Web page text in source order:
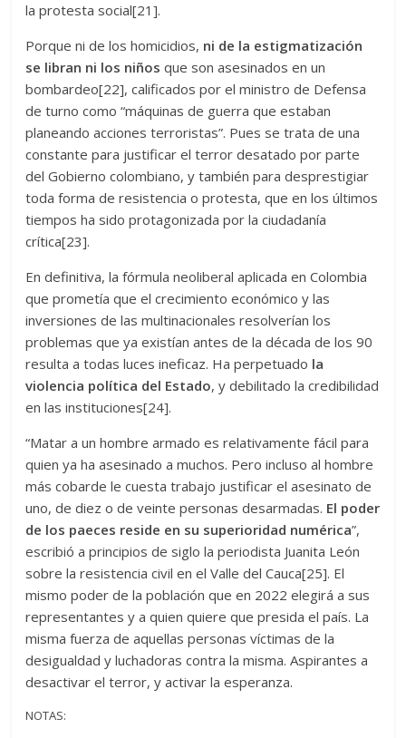
la protesta social[21].
Porque ni de los homicidios, ni de la estigmatización
se libran ni los niñosque son asesinados en un
bombardeo[22], calificados por el ministro de Defensa
de turno como “máquinas de guerra que estaban
planeando acciones terroristas”. Pues se trata de una
constante para justificar el terror desatado por parte
del Gobierno colombiano, y también para desprestigiar
toda forma de resistencia o protesta, que en los últimos
tiempos ha sido protagonizada por la ciudadanía
crítica[23].
En definitiva, la fórmula neoliberal aplicada en Colombia
que prometía que el crecimiento económico y las
inversiones de las multinacionales resolverían los
problemas que ya existían antes de la década de los 90
resulta a todas luces ineficaz. Ha perpetuado la
violencia política del Estado, y debilitado la credibilidad
en las instituciones[24].
“Matar a un hombre armado es relativamente fácil para
quien ya ha asesinado a muchos. Pero incluso al hombre
más cobarde le cuesta trabajo justificar el asesinato de
uno, de diez o de veinte personas desarmadas. El poder
de los paeces reside en su superioridad numérica”,
escribió a principios de siglo la periodista Juanita León
sobre la resistencia civil en el Valle del Cauca[25]. El
mismo poder de la población que en 2022 elegirá a sus
representantes y a quien quiere que presida el país. La
misma fuerza de aquellas personas víctimas de la
desigualdad y luchadoras contra la misma. Aspirantes a
desactivar el terror, y activar la esperanza.
NOTAS: